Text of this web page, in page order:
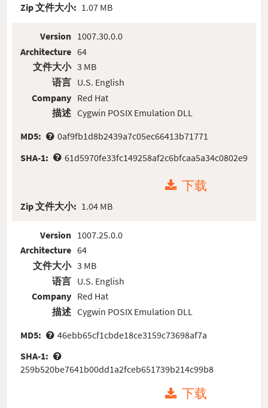
Zip 文件大小: 1.07 MB
Version
Architecture
文件大小
语言
Company
描述
1007.30.0.0
64
3 MB
U.S. English
Red Hat
Cygwin POSIX Emulation DLL
MD5:
0af9fb1d8b2439a7c05ec66413b71771
SHA-1:
61d5970fe33fc149258af2c6bfcaa5a34c0802e9
下载
Zip 文件大小: 1.04 MB
Version
Architecture
文件大小
语言
Company
描述
1007.25.0.0
64
3 MB
U.S. English
Red Hat
Cygwin POSIX Emulation DLL
MD5:
46ebb65cf1cbde18ce3159c73698af7a
SHA-1:
259b520be7641b00dd1a2fceb651739b214c99b8
下载